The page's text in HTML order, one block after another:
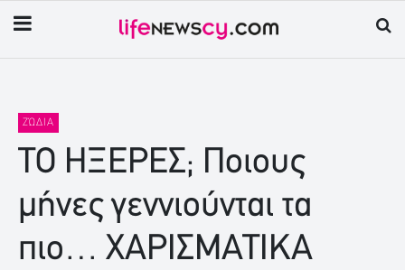
ΖΏΔΙΑ
ΤΟ ΗΞΕΡΕΣ; Ποιους
μήνες γεννιούνται τα
πιο… ΧΑΡΙΣΜΑΤΙΚΑ